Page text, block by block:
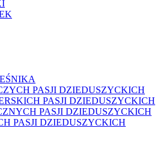
PASJI DZIEDUSZYCKICH
PASJI DZIEDUSZYCKICH
PASJI DZIEDUSZYCKICH
PASJI DZIEDUSZYCKICH